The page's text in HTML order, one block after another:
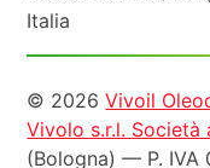
Italia
Informazioni
legali
© 2026Vivoil
Vivolo s.r.l. Società
(Bologna) — P.